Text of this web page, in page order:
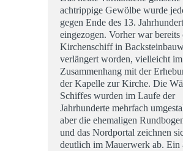
achtrippige Gewölbe wurde
gegen Ende des 13.
eingezogen. Vorher war bereits
Kirchenschiff in
verlängert worden, vielleicht im
Zusammenhang mit der
der Kapelle zur Kirche. Die
Schiffes wurden im Laufe der
Jahrhunderte mehrfach
aber die ehemaligen
und das Nordportal zeichnen
deutlich im Mauerwerk ab. Ein